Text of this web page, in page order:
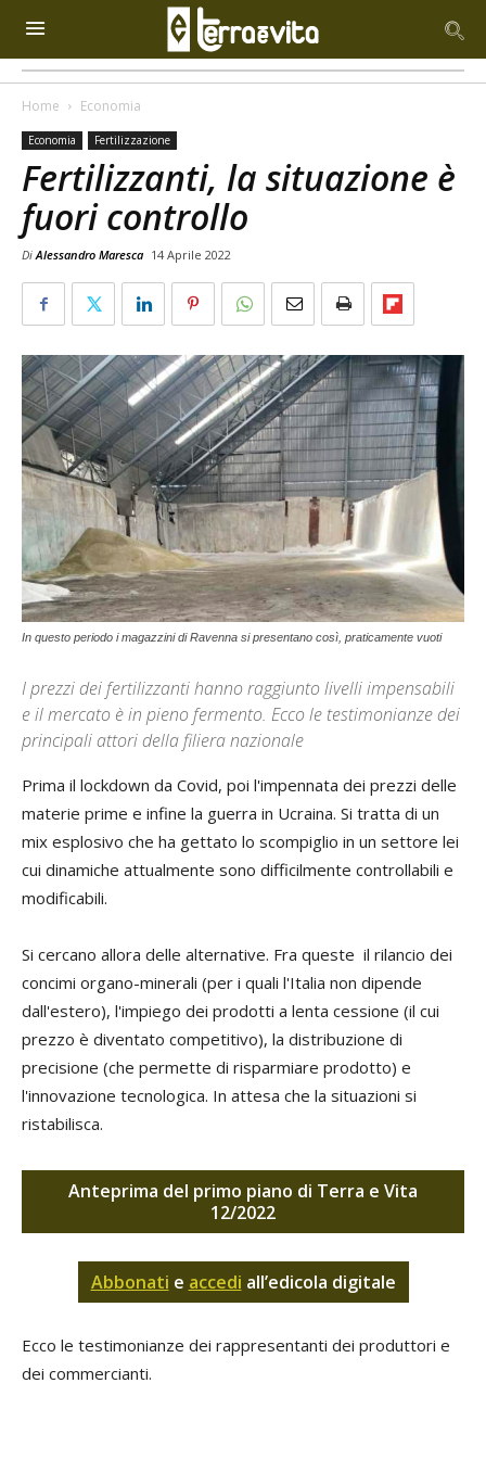
Home Economia
Economia Fertilizzazione
Fertilizzanti, la situazione è
fuori controllo
DiAlessandro Maresca 14 Aprile 2022
In questo periodo i magazzini di Ravenna si presentano così, praticamente vuoti
I prezzi dei fertilizzanti hanno raggiunto livelli impensabili
e il mercato è in pieno fermento. Ecco le testimonianze dei
principali attori della filiera nazionale
Prima il lockdown da Covid, poi l'impennata dei prezzi delle
materie prime e infine la guerra in Ucraina. Si tratta di un
mix esplosivo che ha gettato lo scompiglio in un settore lei
cui dinamiche attualmente sono difficilmente controllabili e
modificabili.
Si cercano allora delle alternative. Fra queste il rilancio dei
concimi organo-minerali (per i quali l'Italia non dipende
dall'estero), l'impiego dei prodotti a lenta cessione (il cui
prezzo è diventato competitivo), la distribuzione di
precisione (che permette di risparmiare prodotto) e
l'innovazione tecnologica. In attesa che la situazioni si
ristabilisca.
Anteprima del primo piano di Terra e Vita
12/2022
Abbonati e accedi all’edicola digitale
Ecco le testimonianze dei rappresentanti dei produttori e
dei commercianti.